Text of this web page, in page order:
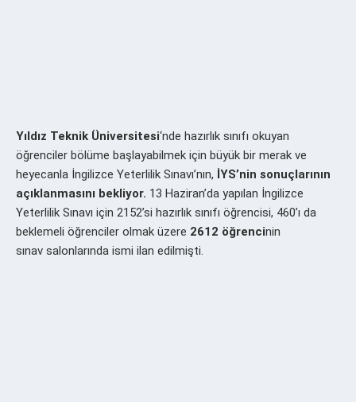
Yıldız Teknik Üniversitesi‘nde hazırlık sınıfı okuyan
öğrenciler bölüme başlayabilmek için büyük bir merak ve
heyecanla İngilizce Yeterlilik Sınavı’nın, İYS’nin sonuçlarının
açıklanmasını bekliyor. 13 Haziran’da yapılan İngilizce
Yeterlilik Sınavı için 2152’si hazırlık sınıfı öğrencisi, 460’ı da
beklemeli öğrenciler olmak üzere 2612 öğrencinin
sınav salonlarında ismi ilan edilmişti.